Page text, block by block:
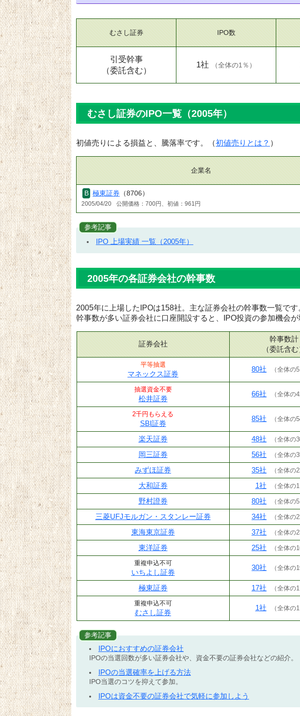
むさし証券
引受幹事
（委託含む）
IPO数
1社 （全体の1％ ）
むさし証券のIPO一覧（2005年）
初値売りによる損益と、騰落率です。（初値売りとは？ ）
企業名
極東証券 （8706）
2005/04/20 公開価格：700円、初値：961円
参考記事
IPO 上場実績 一覧（2005年）
2005年の各証券会社の幹事数
2005年に上場したIPOは158社。主な証券会社の幹事数一覧です
幹事数が多い証券会社に口座開設すると、IPO投資の参加機会が
証券会社
幹事数計
（委託含む
平等抽選
マネックス証券
80社 （全体の
抽選資金不要
松井証券
66社 （全体の
2千円もらえる
SBI証券
85社 （全体の
楽天証券 48社 （全体の
岡三証券
56社 （全体の
みずほ証券
35社 （全体の
大和証券
1社 （全体の1
野村證券
80社 （全体の
三菱UFJモルガン・スタンレー証券
34社 （全体の
東海東京証券
37社 （全体の
東洋証券
25社 （全体の
重複申込不可
いちよし証券
30社 （全体の
極東証券 17社 （全体の
重複申込不可
むさし証券
1社 （全体の1
参考記事
IPOにおすすめの証券会社
IPOの当選回数が多い証券会社や、資金不要の証券会社などの紹介。
IPOの当選確率を上げる方法
IPO当選のコツを抑えて参加。
IPOは資金不要の証券会社で気軽に参加しよう